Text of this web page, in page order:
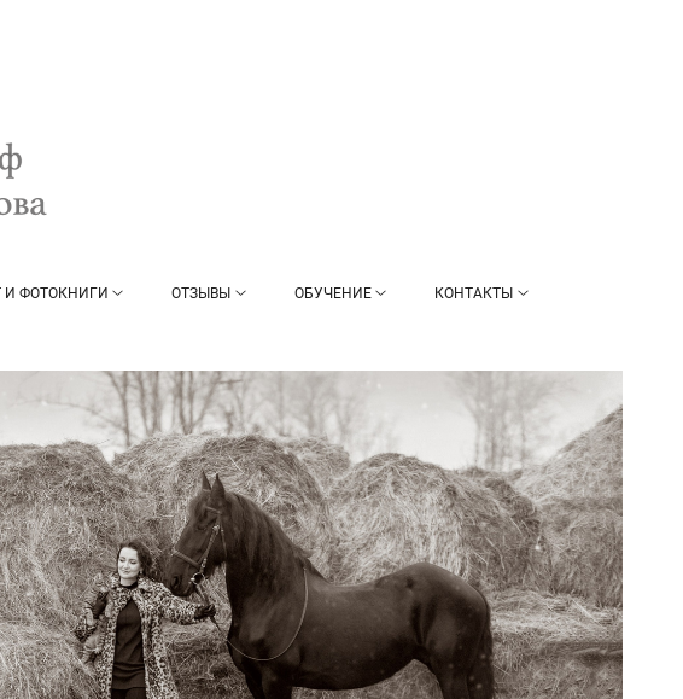
И ФОТОКНИГИ ОТЗЫВЫ ОБУЧЕНИЕ КОНТАКТЫ